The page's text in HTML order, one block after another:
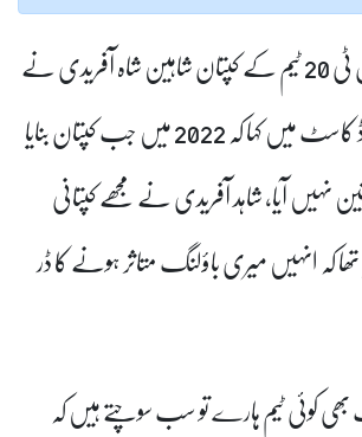
لاہور قلندرز اور پاکستان ٹی 20 ٹیم کے کپتان شاہین شاہ آفریدی نے
ثمین رانا کے ساتھ پوڈ کاسٹ میں کہا کہ 2022 میں جب کپتان بنایا
نہیں آیا، شاہد آفریدی نے مجھے کپتانی
کہ انہیں میری باؤلنگ متاثر ہونے کا ڈر
کوئی ٹیم ہارے تو سب سوچتے ہیں کہ